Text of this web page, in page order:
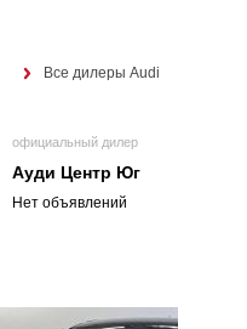
Все дилеры Audi
официальный дилер
Ауди Центр Юг
Нет объявлений